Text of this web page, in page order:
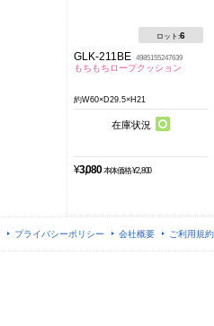
ロット:6
GLK-211BE 4985155247639
もちもちロープクッション
約W60×D29.5×H21
在庫状況
¥3,080 本体価格 ¥2,800
プライバシーポリシー 会社概要 ご利用規約